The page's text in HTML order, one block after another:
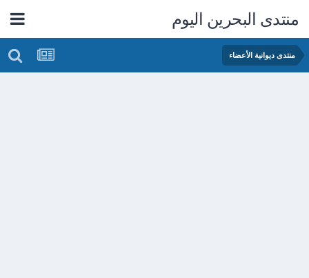
منتدى البحرين اليوم
منتدى ديوانية الأعضاء